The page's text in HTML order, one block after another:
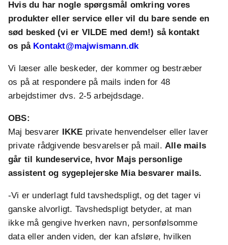
Hvis du har nogle spørgsmål omkring vores
produkter eller service eller vil du bare sende en
sød besked (vi er VILDE med dem!) så kontakt
os på Kontakt@majwismann.dk
Vi læser alle beskeder, der kommer og bestræber
os på at respondere på mails inden for 48
arbejdstimer dvs. 2-5 arbejdsdage.
OBS:
Maj besvarer IKKE private henvendelser eller laver
private rådgivende besvarelser på mail.Alle mails
går til kundeservice, hvor Majs personlige
assistent og sygeplejerske Mia besvarer mails.
-Vi er underlagt fuld tavshedspligt, og det tager vi
ganske alvorligt. Tavshedspligt betyder, at man
ikke må gengive hverken navn, personfølsomme
data eller anden viden, der kan afsløre, hvilken